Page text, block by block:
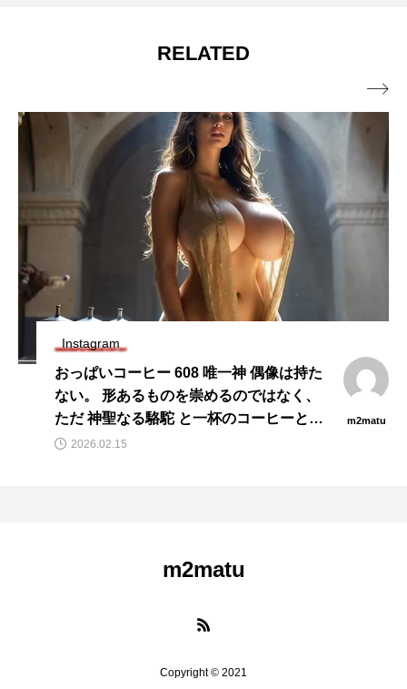
RELATED
Instagram
おっぱいコーヒー 608 唯一神 偶像は持た
ない。 形あるものを崇めるのではなく、
ただ 神聖なる駱駝 と一杯のコーヒーとと
もにある時間を尊ぶ。 砂漠の静寂のよう
m2matu
2026.02.15

m2matu
Copyright © 2021